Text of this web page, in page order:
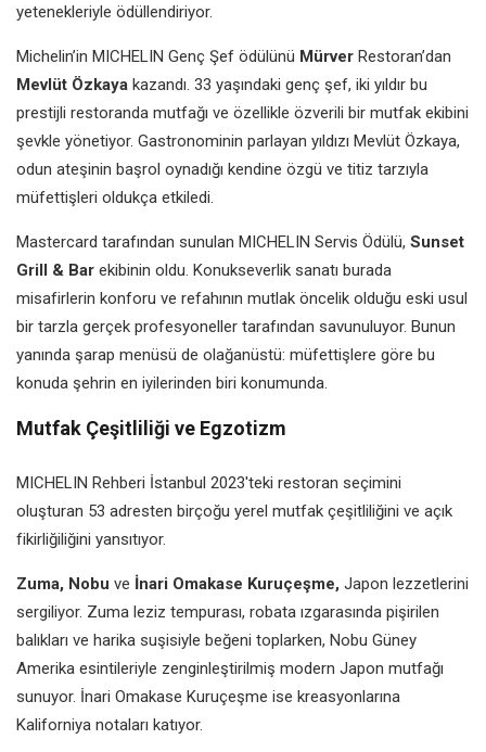
yetenekleriyle ödüllendiriyor.
Michelin’in MICHELIN Genç Şef ödülünü Mürver Restoran’dan
Mevlüt Özkaya kazandı. 33 yaşındaki genç şef, iki yıldır bu
prestijli restoranda mutfağı ve özellikle özverili bir mutfak ekibini
şevkle yönetiyor. Gastronominin parlayan yıldızı Mevlüt Özkaya,
odun ateşinin başrol oynadığı kendine özgü ve titiz tarzıyla
müfettişleri oldukça etkiledi.
Mastercard tarafından sunulan MICHELIN Servis Ödülü, Sunset
Grill & Bar ekibinin oldu. Konukseverlik sanatı burada
misafirlerin konforu ve refahının mutlak öncelik olduğu eski usul
bir tarzla gerçek profesyoneller tarafından savunuluyor. Bunun
yanında şarap menüsü de olağanüstü: müfettişlere göre bu
konuda şehrin en iyilerinden biri konumunda.
Mutfak Çeşitliliği ve Egzotizm
MICHELIN Rehberi İstanbul 2023'teki restoran seçimini
oluşturan 53 adresten birçoğu yerel mutfak çeşitliliğini ve açık
fikirliğiliğini yansıtıyor.
Zuma, Nobu ve İnari Omakase Kuruçeşme, Japon lezzetlerini
sergiliyor. Zuma leziz tempurası, robata ızgarasında pişirilen
balıkları ve harika suşisiyle beğeni toplarken, Nobu Güney
Amerika esintileriyle zenginleştirilmiş modern Japon mutfağı
sunuyor. İnari Omakase Kuruçeşme ise kreasyonlarına
Kaliforniya notaları katıyor.